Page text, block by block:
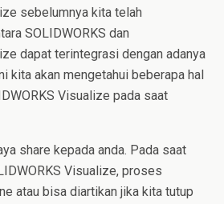
sebelumnya kita telah
SOLIDWORKS dan
dapat terintegrasi dengan adanya
kita akan mengetahui beberapa hal
Visualize pada saat
share kepada anda. Pada saat
Visualize, proses
atau bisa diartikan jika kita tutup